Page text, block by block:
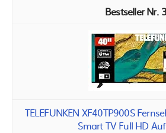
3
TELEFUNKEN XF40TP900S
Smart TV Full HD